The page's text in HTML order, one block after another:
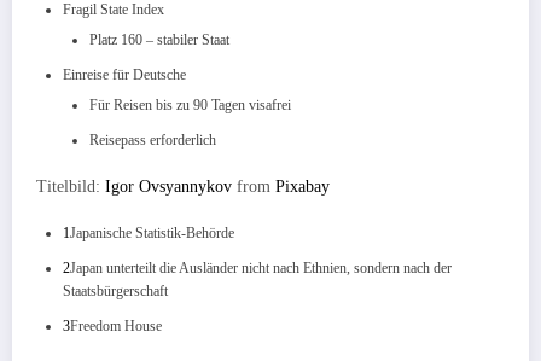
Fragil State Index
Platz 160 – stabiler Staat
Einreise für Deutsche
Für Reisen bis zu 90 Tagen visafrei
Reisepass erforderlich
Titelbild: Igor Ovsyannykov from Pixabay
1Japanische Statistik-Behörde
2Japan unterteilt die Ausländer nicht nach Ethnien, sondern nach der
Staatsbürgerschaft
3Freedom House